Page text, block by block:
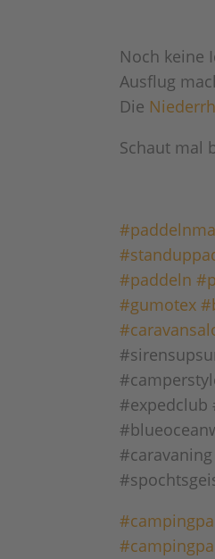
Noch keine
Ausflug
Die
Schaut mal
#paddeln
#gumotex
#expedclub